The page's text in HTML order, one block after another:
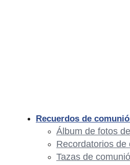
Recuerdos de
Álbum de fotos
Recordatorios de
Tazas de